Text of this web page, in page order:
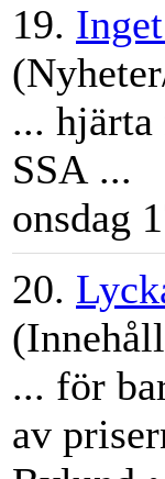
19.
...
SSA ...
onsdag
20.
... för
av